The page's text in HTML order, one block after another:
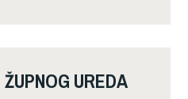
UREDA